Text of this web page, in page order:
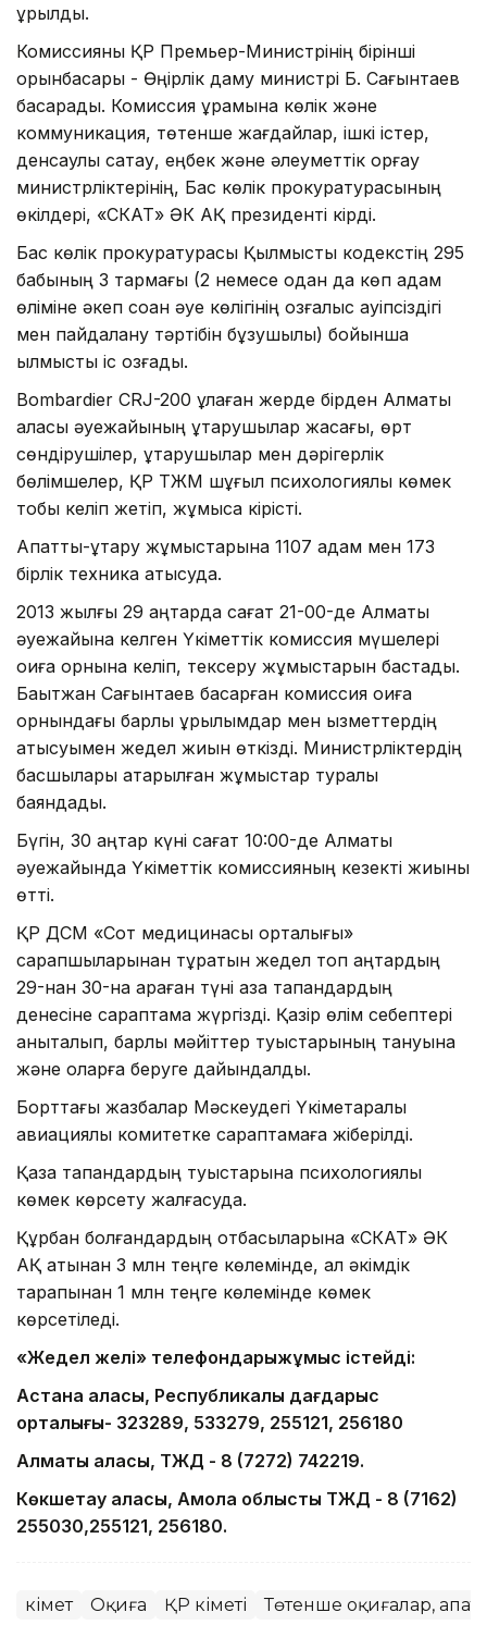
құрылды.
Комиссияны ҚР Премьер-Министрінің бірінші
орынбасары - Өңірлік даму министрі Б. Сағынтаев
басқарады. Комиссия құрамына көлік және
коммуникация, төтенше жағдайлар, ішкі істер,
денсаулық сақтау, еңбек және әлеуметтік қорғау
министрліктерінің, Бас көлік прокуратурасының
өкілдері, «СКАТ» ӘК АҚ президенті кірді.
Бас көлік прокуратурасы Қылмыстық кодекстің 295
бабының 3 тармағы (2 немесе одан да көп адам
өліміне әкеп соққан әуе көлігінің қозғалыс қауіпсіздігі
мен пайдалану тәртібін бұзушылық) бойынша
қылмыстық іс қозғады.
Bombardier CRJ-200 құлаған жерде бірден Алматы
қаласы әуежайының құтқарушылар жасағы, өрт
сөндірушілер, құтқарушылар мен дәрігерлік
бөлімшелер, ҚР ТЖМ шұғыл психологиялық көмек
тобы келіп жетіп, жұмысқа кірісті.
Апаттық-құтқару жұмыстарына 1107 адам мен 173
бірлік техника қатысуда.
2013 жылғы 29 қаңтарда сағат 21-00-де Алматы
әуежайына келген Үкіметтік комиссия мүшелері
оқиға орнына келіп, тексеру жұмыстарын бастады.
Бақытжан Сағынтаев басқарған комиссия оқиға
орнындағы барлық құрылымдар мен қызметтердің
қатысуымен жедел жиын өткізді. Министрліктердің
басшылары атқарылған жұмыстар туралы
баяндады.
Бүгін, 30 қаңтар күні сағат 10:00-де Алматы
әуежайында Үкіметтік комиссияның кезекті жиыны
өтті.
ҚР ДСМ «Сот медицинасы орталығы»
сарапшыларынан тұратын жедел топ қаңтардың
29-нан 30-на қараған түні қаза тапқандардың
денесіне сараптама жүргізді. Қазір өлім себептері
анықталып, барлық мәйіттер туыстарының тануына
және оларға беруге дайындалды.
Борттағы жазбалар Мәскеудегі Үкіметаралық
авиациялық комитетке сараптамаға жіберілді.
Қазақ тапқандардың туыстарына психологиялық
көмек көрсету жалғасуда.
Құрбан болғандардың отбасыларына «СКАТ» ӘК
АҚ атынан 3 млн теңге көлемінде, ал әкімдік
тарапынан 1 млн теңге көлемінде көмек
көрсетіледі.
«Жедел желі» телефондарыжұмыс істейді:
Астана қаласы, Республикалық дағдарыс
орталығы- 323289, 533279, 255121, 256180
Алматы қаласы, ТЖД - 8 (7272) 742219.
Көкшетау қаласы, Ақмола облыстық ТЖД - 8 (7162)
255030,255121, 256180.
Үкімет Оқиға ҚР Үкіметі Төтенше оқиғалар,